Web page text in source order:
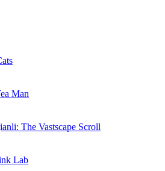
Man
The Vastscape Scroll
Lab